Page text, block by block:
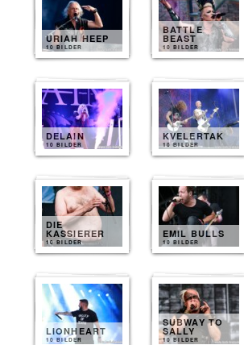
URIAH HEEP
10 BILDER
BATTLE
BEAST
10 BILDER
DELAIN
10 BILDER
KVELERTAK
10 BILDER
DIE
KASSIERER
10 BILDER
EMIL BULLS
10 BILDER
LIONHEART
10 BILDER
SUBWAY TO
SALLY
10 BILDER